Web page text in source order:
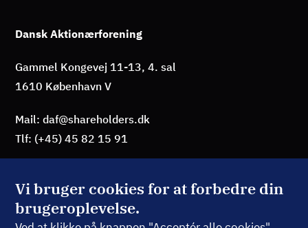
Vi bruger cookies for at forbedre din
brugeroplevelse.
Dansk Aktionærforening
Gammel Kongevej 11-13, 4. sal
1610 København V
Mail: daf@shareholders.dk
Tlf: (+45) 45 82 15 91
BLIV MEDLEM